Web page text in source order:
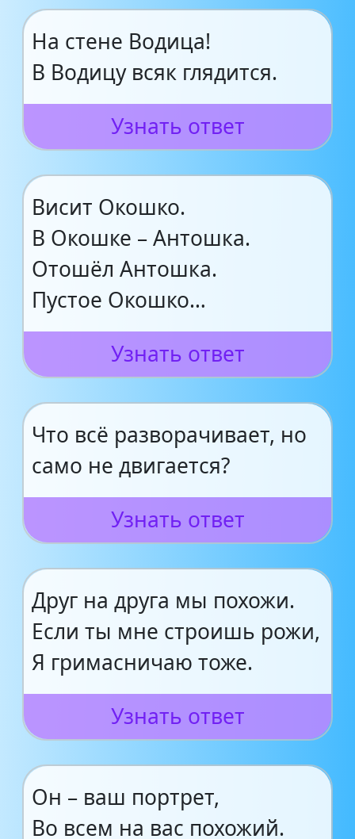
На стене Водица!
В Водицу всяк глядится.
Узнать ответ
Висит Окошко.
В Окошке – Антошка.
Отошёл Антошка.
Пустое Окошко…
Узнать ответ
Что всё разворачивает, но
само не двигается?
Узнать ответ
Друг на друга мы похожи.
Если ты мне строишь рожи,
Я гримасничаю тоже.
Узнать ответ
Он – ваш портрет,
Во всем на вас похожий.